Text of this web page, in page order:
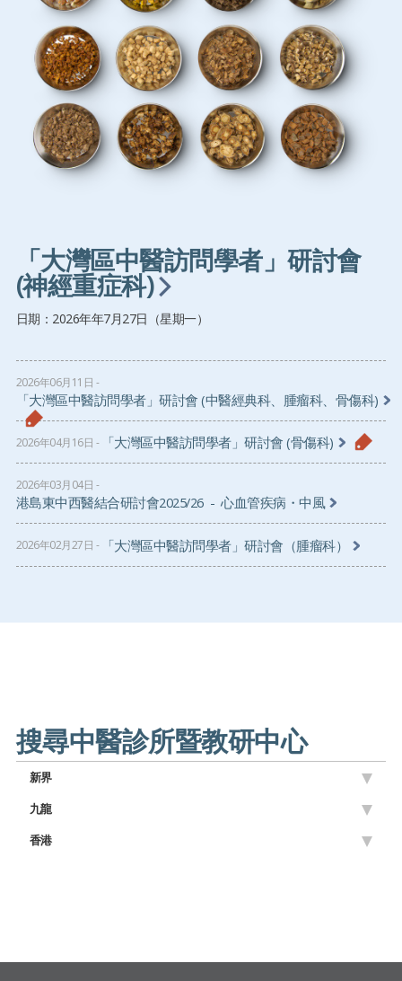
「大灣區中醫訪問學者」研討會
(神經重症科)
日期：2026年年7月27日（星期一）
2026年06月11日
「大灣區中醫訪問學者」研討會 (中醫經典科、腫瘤科、骨傷科)
2026年04月16日 「大灣區中醫訪問學者」研討會 (骨傷科)
2026年03月04日
港島東中西醫結合研討會2025/26 - 心血管疾病・中風
2026年02月27日 「大灣區中醫訪問學者」研討會（腫瘤科）
搜尋中醫診所暨教研中心
新界
九龍
香港